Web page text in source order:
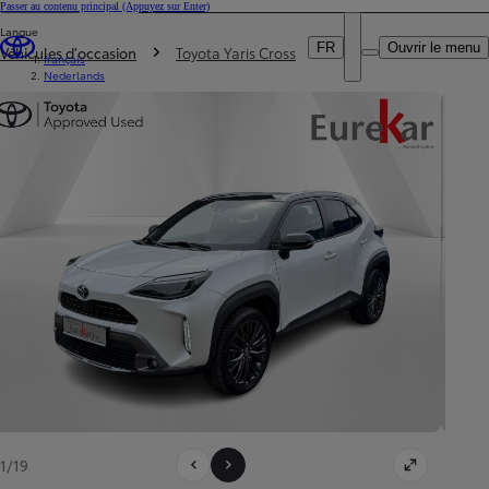
Passer au contenu principal (Appuyez sur Enter)
Professionnel
DEALER NAME
FR
Langue
français
Nederlands
Ouvrir le menu
Vous êtes ici
Véhicules d'occasion Toyota Yaris Cross
1/19